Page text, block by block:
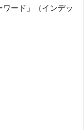
ード」（インデッ